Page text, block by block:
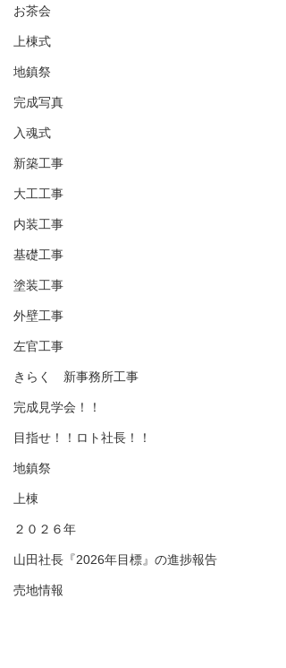
お茶会
上棟式
地鎮祭
完成写真
入魂式
新築工事
大工工事
内装工事
基礎工事
塗装工事
外壁工事
左官工事
きらく 新事務所工事
完成見学会！！
目指せ！！ロト社長！！
地鎮祭
上棟
２０２６年
山田社長『2026年目標』の進捗報告
売地情報